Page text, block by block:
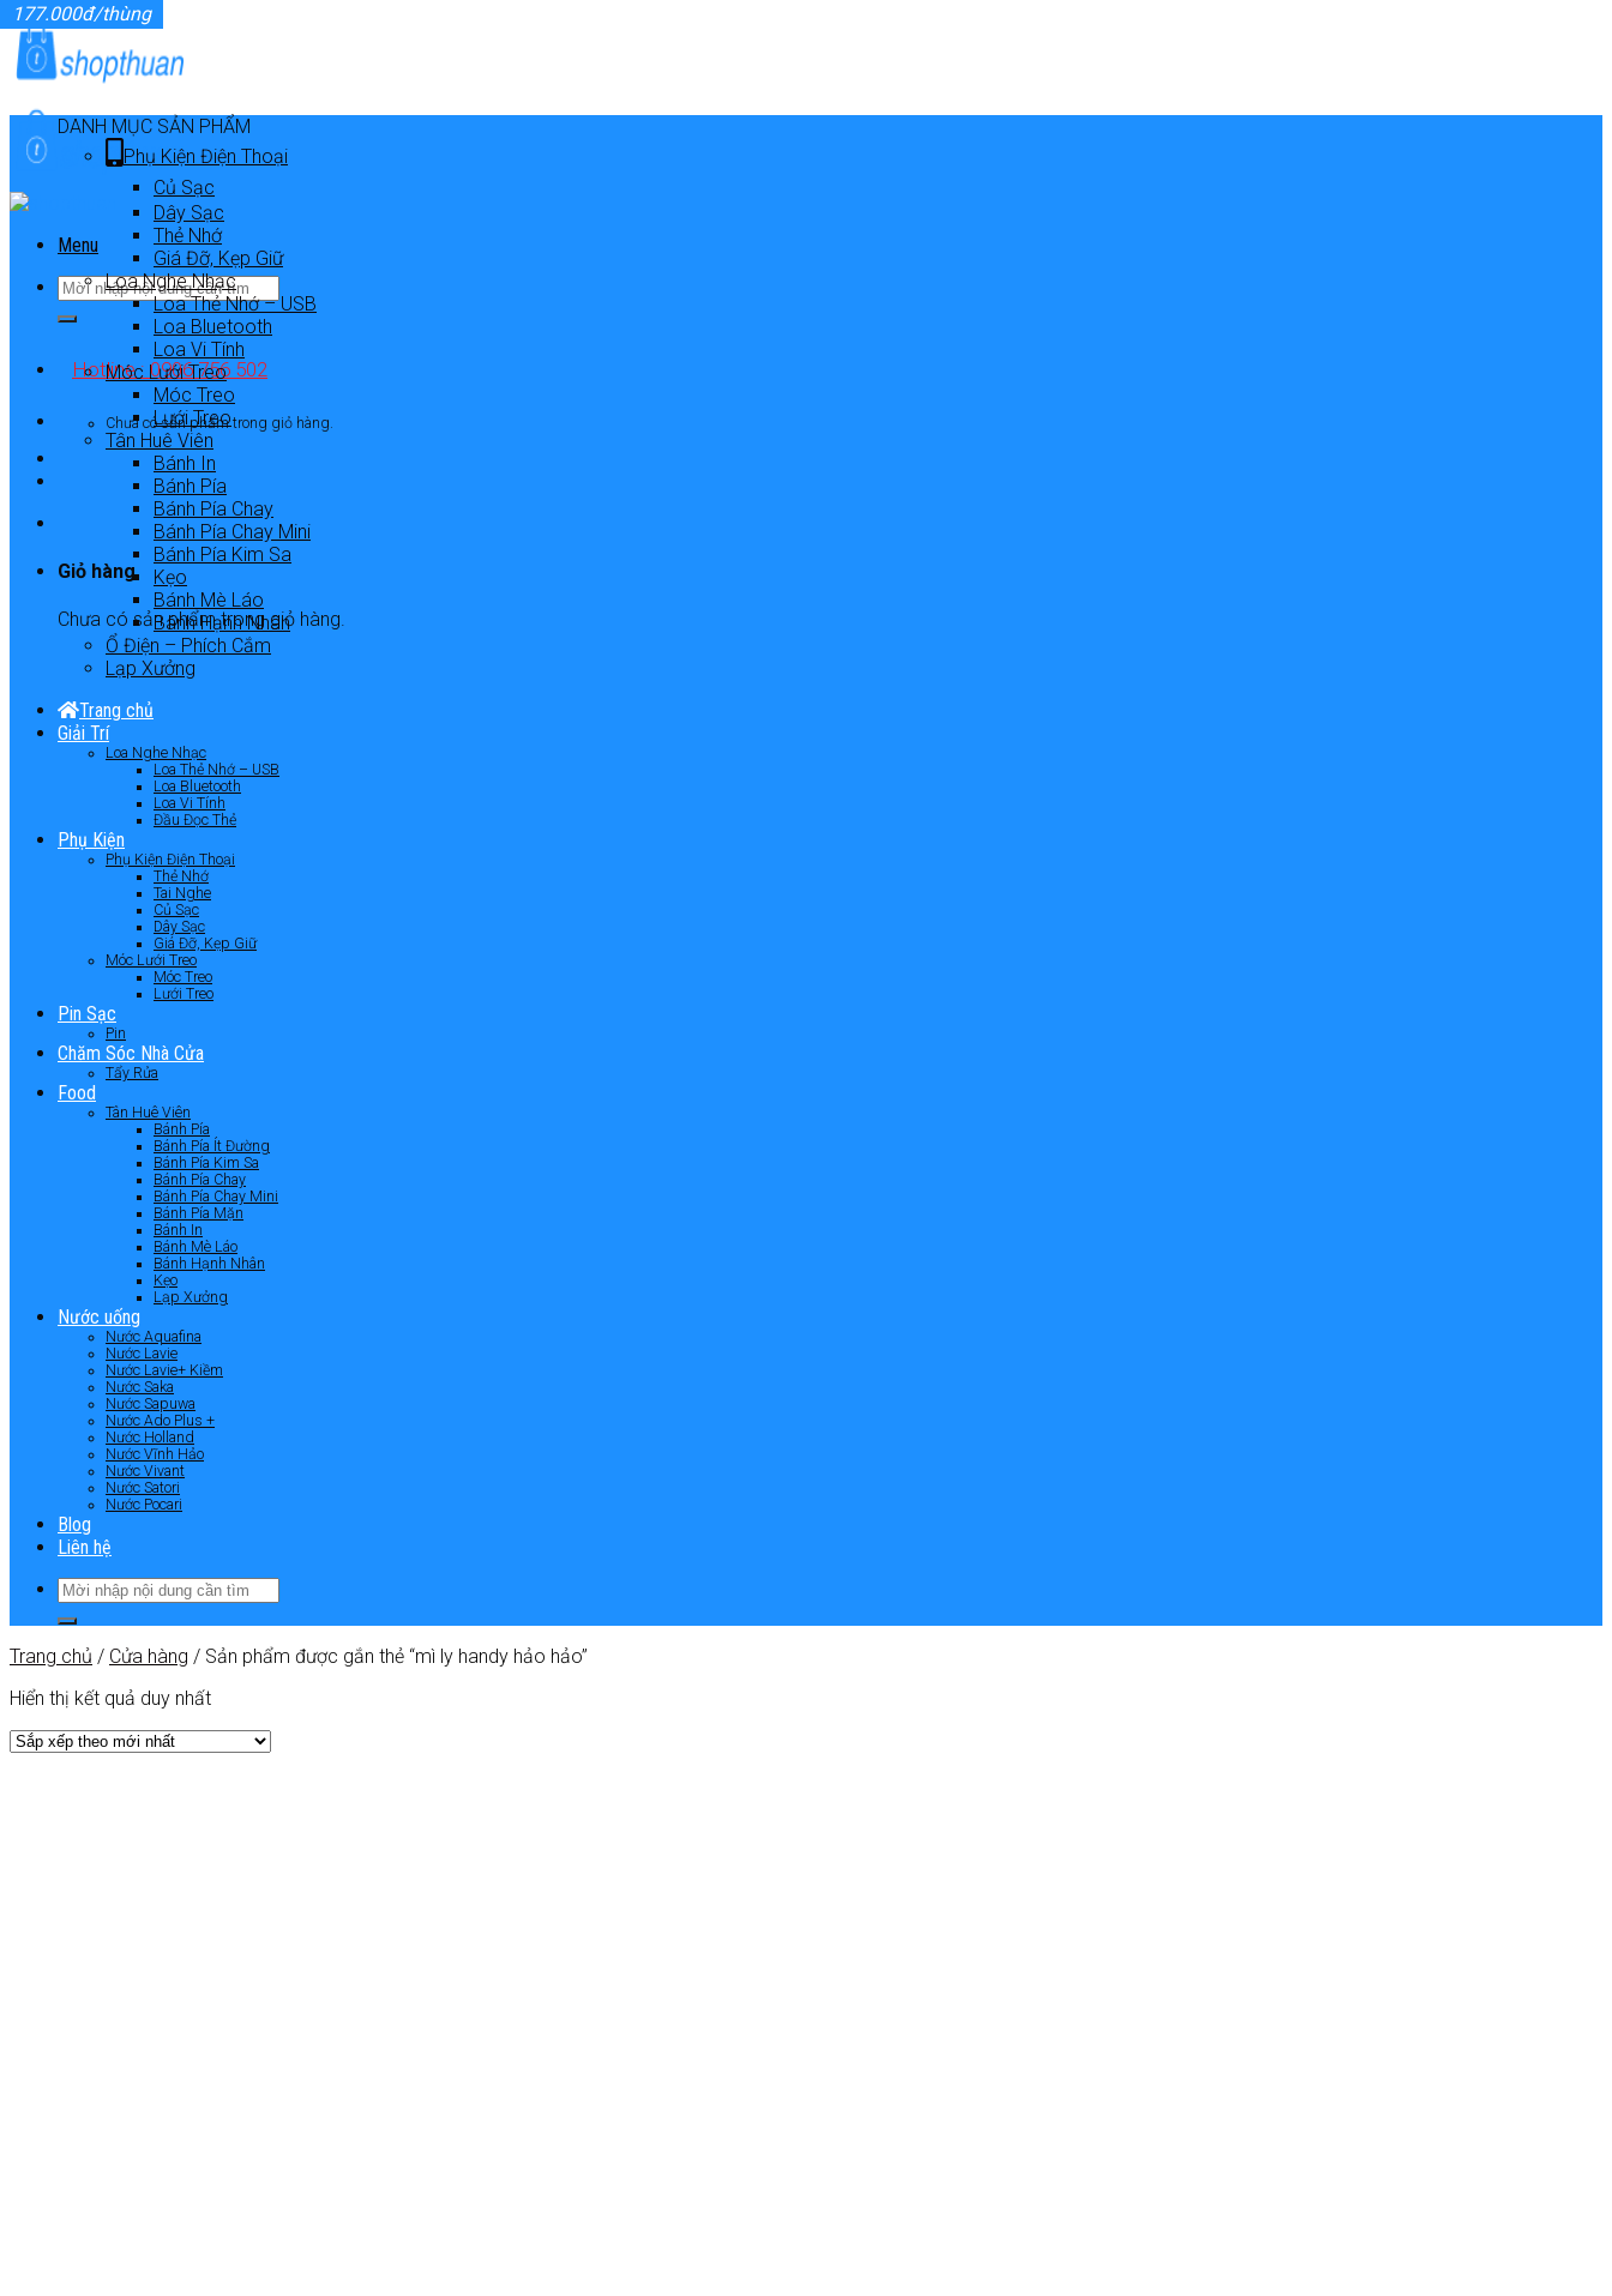
Skip
to
content
Menu
Hotline : 0906 756 502
Chưa có sản phẩm trong giỏ hàng.
Giỏ hàng
Chưa có sản phẩm trong giỏ hàng.
DANH MỤC SẢN PHẨM
Phụ Kiện Điện Thoại
Củ Sạc
Dây Sạc
Thẻ Nhớ
Giá Đỡ, Kẹp Giữ
Loa Nghe Nhạc
Loa Thẻ Nhớ – USB
Loa Bluetooth
Loa Vi Tính
Móc Lưới Treo
Móc Treo
Lưới Treo
Tân Huê Viên
Bánh In
Bánh Pía
Bánh Pía Chay
Bánh Pía Chay Mini
Bánh Pía Kim Sa
Kẹo
Bánh Mè Láo
Bánh Hạnh Nhân
Ổ Điện – Phích Cắm
Lạp Xưởng
Trang chủ
Giải Trí
Loa Nghe Nhạc
Loa Thẻ Nhớ – USB
Loa Bluetooth
Loa Vi Tính
Đầu Đọc Thẻ
Phụ Kiện
Phụ Kiện Điện Thoại
Thẻ Nhớ
Tai Nghe
Củ Sạc
Dây Sạc
Giá Đỡ, Kẹp Giữ
Móc Lưới Treo
Móc Treo
Lưới Treo
Pin Sạc
Pin
Chăm Sóc Nhà Cửa
Tẩy Rửa
Food
Tân Huê Viên
Bánh Pía
Bánh Pía Ít Đường
Bánh Pía Kim Sa
Bánh Pía Chay
Bánh Pía Chay Mini
Bánh Pía Mặn
Bánh In
Bánh Mè Láo
Bánh Hạnh Nhân
Kẹo
Lạp Xưởng
Nước uống
Nước Aquafina
Nước Lavie
Nước Lavie+ Kiềm
Nước Saka
Nước Sapuwa
Nước Ado Plus +
Nước Holland
Nước Vĩnh Hảo
Nước Vivant
Nước Satori
Nước Pocari
Blog
Liên hệ
Trang chủ / Cửa hàng / Sản phẩm được gắn thẻ “mì ly handy hảo hảo”
Hiển thị kết quả duy nhất
177.000đ/thùng